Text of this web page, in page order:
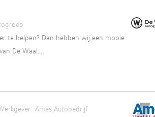
te helpen? Dan hebben wij een mooie
De Waal...
Ames Autobedrijf